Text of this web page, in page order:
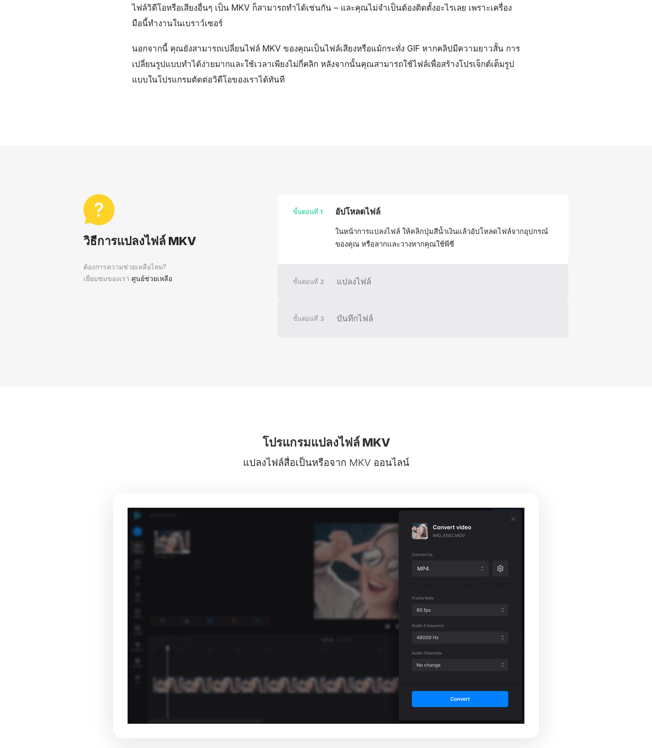
ไฟล์วิดีโอหรือเสียงอื่นๆ เป็น MKV ก็สามารถทำได้เช่นกัน – และคุณไม่จำเป็นต้องติดตั้งอะไรเลย เพราะเครื่อง
มือนี้ทำงานในเบราว์เซอร์
นอกจากนี้ คุณยังสามารถเปลี่ยนไฟล์ MKV ของคุณเป็นไฟล์เสียงหรือแม้กระทั่ง GIF หากคลิปมีความยาวสั้น การ
เปลี่ยนรูปแบบทำได้ง่ายมากและใช้เวลาเพียงไม่กี่คลิก หลังจากนั้นคุณสามารถใช้ไฟล์เพื่อสร้างโปรเจ็กต์เต็มรูป
แบบในโปรแกรมตัดต่อวิดีโอของเราได้ทันที
วิธีการแปลงไฟล์ MKV
ต้องการความช่วยเหลือไหม?
เยี่ยมชมของเรา ศูนย์ช่วยเหลือ
ขั้นตอนที่ 1 อัปโหลดไฟล์
ในหน้าการแปลงไฟล์ ให้คลิกปุ่มสีน้ำเงินแล้วอัปโหลดไฟล์จากอุปกรณ์
ของคุณ หรือลากและวางหากคุณใช้พีซี
ขั้นตอนที่ 2 แปลงไฟล์
ขั้นตอนที่ 3 บันทึกไฟล์
โปรแกรมแปลงไฟล์ MKV
แปลงไฟล์สื่อเป็นหรือจาก MKV ออนไลน์